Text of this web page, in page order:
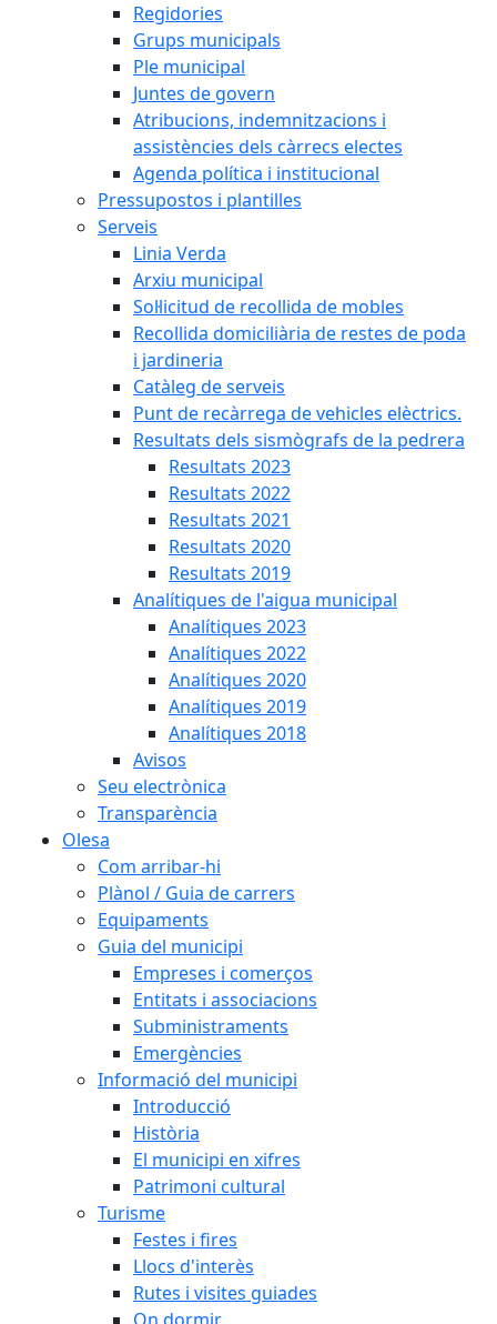
Regidories
Grups municipals
Ple municipal
Juntes de govern
Atribucions, indemnitzacions i
assistències dels càrrecs electes
Agenda política i institucional
Pressupostos i plantilles
Serveis
Linia Verda
Arxiu municipal
Sol·licitud de recollida de mobles
Recollida domiciliària de restes de poda
i jardineria
Catàleg de serveis
Punt de recàrrega de vehicles elèctrics.
Resultats dels sismògrafs de la pedrera
Resultats 2023
Resultats 2022
Resultats 2021
Resultats 2020
Resultats 2019
Analítiques de l'aigua municipal
Analítiques 2023
Analítiques 2022
Analítiques 2020
Analítiques 2019
Analítiques 2018
Avisos
Seu electrònica
Transparència
Olesa
Com arribar-hi
Plànol / Guia de carrers
Equipaments
Guia del municipi
Empreses i comerços
Entitats i associacions
Subministraments
Emergències
Informació del municipi
Introducció
Història
El municipi en xifres
Patrimoni cultural
Turisme
Festes i fires
Llocs d'interès
Rutes i visites guiades